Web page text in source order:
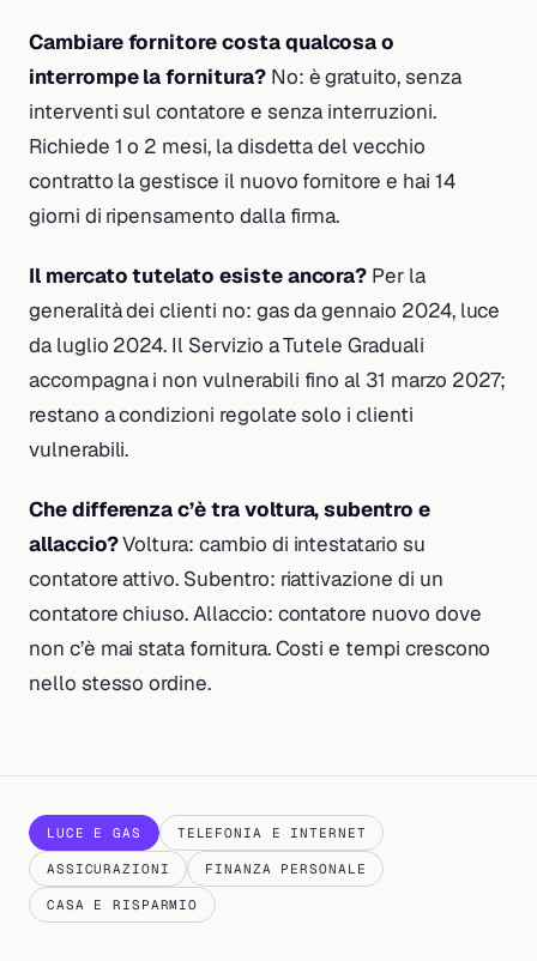
Cambiare fornitore costa qualcosa o
interrompe la fornitura?No: è gratuito, senza
interventi sul contatore e senza interruzioni.
Richiede 1 o 2 mesi, la disdetta del vecchio
contratto la gestisce il nuovo fornitore e hai 14
giorni di ripensamento dalla firma.
Il mercato tutelato esiste ancora? Per la
generalità dei clienti no: gas da gennaio 2024, luce
da luglio 2024. Il Servizio a Tutele Graduali
accompagna i non vulnerabili fino al 31 marzo 2027;
restano a condizioni regolate solo i clienti
vulnerabili.
Che differenza c’è tra voltura, subentro e
allaccio?Voltura: cambio di intestatario su
contatore attivo. Subentro: riattivazione di un
contatore chiuso. Allaccio: contatore nuovo dove
non c’è mai stata fornitura. Costi e tempi crescono
nello stesso ordine.
LUCE E GAS TELEFONIA E INTERNET
ASSICURAZIONI FINANZA PERSONALE
CASA E RISPARMIO